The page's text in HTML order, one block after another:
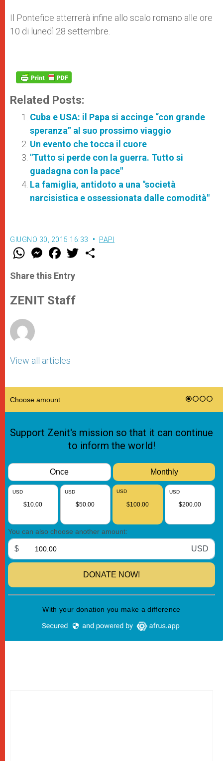
Il Pontefice atterrerà infine allo scalo romano alle ore
10 di lunedì 28 settembre.
Related Posts:
Cuba e USA: il Papa si accinge “con grande
speranza” al suo prossimo viaggio
Un evento che tocca il cuore
"Tutto si perde con la guerra. Tutto si
guadagna con la pace"
La famiglia, antidoto a una "società
narcisistica e ossessionata dalle comodità"
GIUGNO 30, 2015 16:33 PAPI
W
t
s
p
p
M
e
s
e
g
e
F
a
e
b
o
k
w
Share this Entry
ZENIT Staff
View all articles